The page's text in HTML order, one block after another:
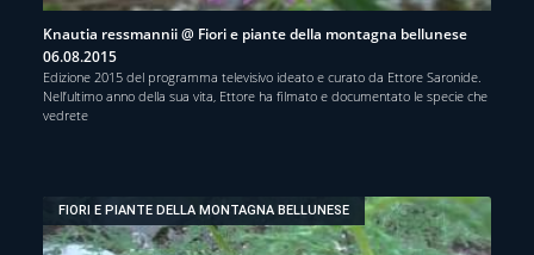
Knautia ressmannii @ Fiori e piante della montagna bellunese
06.08.2015
Edizione 2015 del programma televisivo ideato e curato da Ettore Saronide.
Nell’ultimo anno della sua vita, Ettore ha filmato e documentato le specie che
vedrete
FIORI E PIANTE DELLA MONTAGNA BELLUNESE